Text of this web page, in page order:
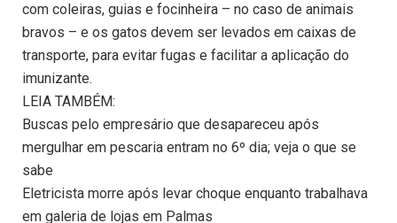
com coleiras, guias e focinheira – no caso de animais
bravos – e os gatos devem ser levados em caixas de
transporte, para evitar fugas e facilitar a aplicação do
imunizante.
LEIA TAMBÉM:
Buscas pelo empresário que desapareceu após
mergulhar em pescaria entram no 6º dia; veja o que se
sabe
Eletricista morre após levar choque enquanto trabalhava
em galeria de lojas em Palmas